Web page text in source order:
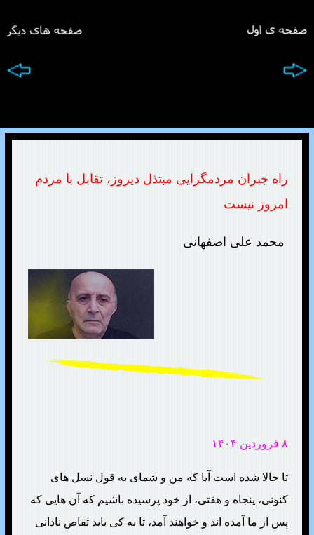
راه جبران مردمگرایی مبتذل دیروز، تقابل با مردم
امروز نیست
محمد علی اصفهانی
۸ فروردین ۱۴۰۴
تا حالا شده است آیا که من و شمای به قول نسل های
کنونی، پنجاه و هفتی، از خود پرسیده باشیم که آن هایی که
پس از ما آمده اند و خواهند آمد، تا به کی باید تقاص نادانی